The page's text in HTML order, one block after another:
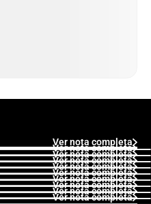
Ver nota completa
Ver nota completa
Ver nota completa
Ver nota completa
Ver nota completa
Ver nota completa
Ver nota completa
Ver nota completa
Ver nota completa
Ver nota completa